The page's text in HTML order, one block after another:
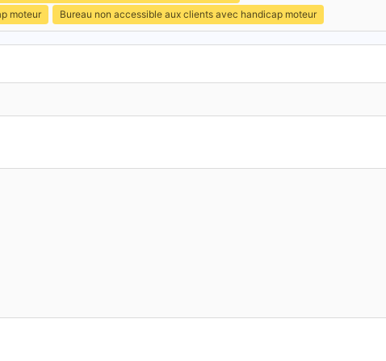
moteur
Bureau non accessible aux clients avec handicap moteur